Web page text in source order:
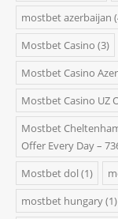
mostbet azerbaijan
Mostbet Casino (3)
Mostbet Casino
Mostbet Casino UZ
Mostbet
Offer Every Day –
Mostbet dol (1)
mostbet hungary(1)